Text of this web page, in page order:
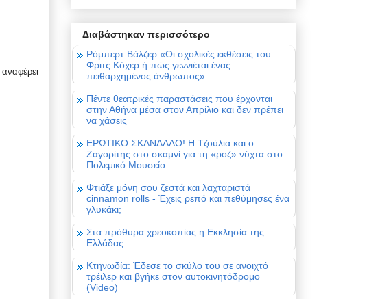
Διαβάστηκαν περισσότερο
Ρόμπερτ Βάλζερ «Οι σχολικές εκθέσεις του
Φριτς Κόχερ ή πώς γεννιέται ένας
πειθαρχημένος άνθρωπος»
Πέντε θεατρικές παραστάσεις που έρχονται
στην Αθήνα μέσα στον Απρίλιο και δεν πρέπει
να χάσεις
ΕΡΩΤΙΚΟ ΣΚΑΝΔΑΛΟ! Η Τζούλια και ο
Ζαγορίτης στο σκαμνί για τη «ροζ» νύχτα στο
Πολεμικό Μουσείο
Φτιάξε μόνη σου ζεστά και λαχταριστά
cinnamon rolls - Έχεις ρεπό και πεθύμησες ένα
γλυκάκι;
Στα πρόθυρα χρεοκοπίας η Εκκλησία της
Ελλάδας
Κτηνωδία: Έδεσε το σκύλο του σε ανοιχτό
τρέιλερ και βγήκε στον αυτοκινητόδρομο
(Video)